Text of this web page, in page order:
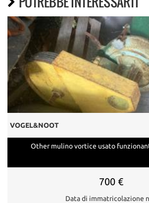
VOGEL&NOOT
Other mulino vortice usato
700 €
Data di immatricolazione